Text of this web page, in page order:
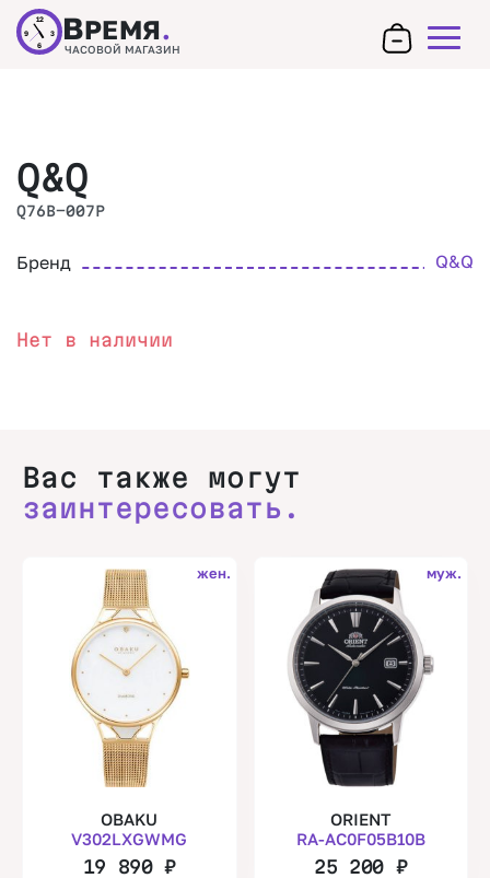
12
3
6
9 ВРЕМЯ.
ЧАСОВОЙ МАГАЗИН
Q&Q
Q76B-007P
Бренд Q&Q
Нет в наличии
Вас также могут
заинтересовать.
жен.
OBAKU
V302LXGWMG
19 890₽
муж.
ORIENT
RA-AC0F05B10B
25 200 ₽